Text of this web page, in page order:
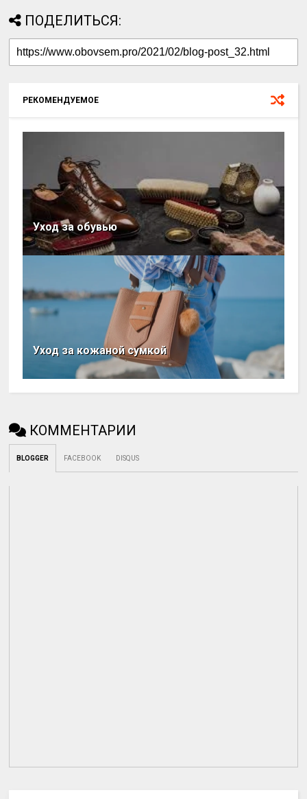
ПОДЕЛИТЬСЯ:
РЕКОМЕНДУЕМОЕ
Уход за обувью
Уход за кожаной сумкой
КОММЕНТАРИИ
BLOGGER FACEBOOK DISQUS